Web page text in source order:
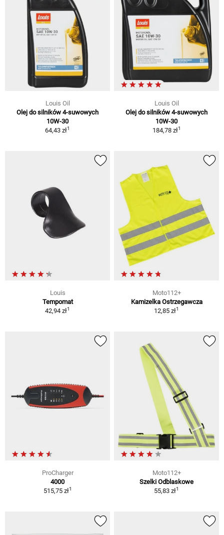
Louis Oil
Olej do silników 4-suwowych
10W-30
64,43 zł1
Louis Oil
Olej do silników 4-suwowych
10W-30
184,78 zł1
Louis
Tempomat
42,94 zł1
Moto112+
Kamizelka Ostrzegawcza
12,85 zł1
ProCharger
4000
515,75 zł1
Moto112+
Szelki Odblaskowe
55,83 zł1